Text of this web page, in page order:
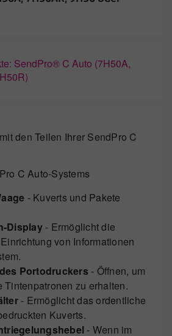
SendPro® C Auto (7H50A,
den Teilen Ihrer SendPro C
- Kuverts und Pakete
Display- Ermöglicht die
von Informationen
Portodruckers - Öffnen, um
Tintenpatronen zu erhalten.
- Ermöglicht das ordentliche
Kuverts.
- Wenn im